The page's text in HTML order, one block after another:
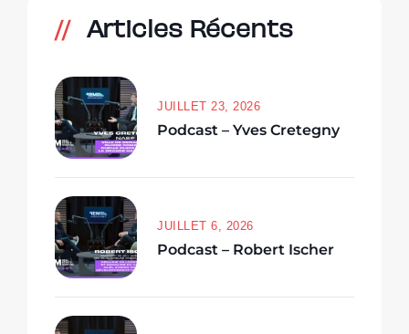
Articles Récents
Podcast – Yves Cretegny
JUILLET 23, 2026
Podcast – Robert Ischer
JUILLET 6, 2026